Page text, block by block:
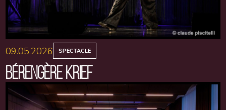
09.05.2026 SPECTACLE
BÉRENGÈRE KRIEF